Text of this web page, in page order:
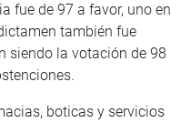
fue de 97 a favor, uno en
también fue
siendo la votación de 98
boticas y servicios